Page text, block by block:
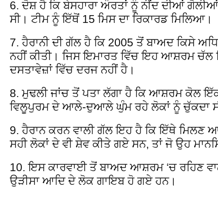
6. ਦੋਸ਼ ਹੈ ਕਿ ਬੇਸਹਾਰਾ ਔਰਤਾਂ ਨੂੰ ਨੀਂਦ ਦੀਆਂ ਗੋਲੀਆਂ
ਸੀ। ਟੀਮ ਨੂੰ ਇੱਥੋਂ 15 ਮਿਸ ਦਾ ਰਿਕਾਰਡ ਮਿਲਿਆ।
7. ਹੈਰਾਨੀ ਦੀ ਗੱਲ ਹੈ ਕਿ 2005 ਤੋਂ ਬਾਅਦ ਕਿਸੇ
ਨਹੀਂ ਕੀਤੀ। ਜਿਸ ਇਮਾਰਤ ਵਿੱਚ ਇਹ ਆਸ਼ਰਮ ਚੱਲ
ਦਸਤਾਵੇਜ਼ਾਂ ਵਿੱਚ ਦਰਜ ਨਹੀਂ ਹੈ।
8. ਮੁਢਲੀ ਜਾਂਚ ਤੋਂ ਪਤਾ ਲੱਗਾ ਹੈ ਕਿ ਆਸ਼ਰਮ ਕੋਲ
ਵਿਲੂਪੁਰਮ ਦੇ ਆਲੇ-ਦੁਆਲੇ ਘੁੰਮ ਰਹੇ ਲੋਕਾਂ ਨੂੰ ਚੁੱਕਦਾ
9. ਹੈਰਾਨ ਕਰਨ ਵਾਲੀ ਗੱਲ ਇਹ ਹੈ ਕਿ ਇੱਥੇ ਮਿਲਣ
ਸਹੀ ਲੋਕਾਂ ਦੇ ਵੀ ਸ਼ੇਵ ਕੀਤੇ ਗਏ ਸਨ, ਤਾਂ ਜੋ ਉਹ
10. ਇਸ ਕਾਰਵਾਈ ਤੋਂ ਬਾਅਦ ਆਸ਼ਰਮ ‘ਚ ਰਹਿਣ
ਉੜੀਸਾ ਆਦਿ ਦੇ ਲੋਕ ਗਾਇਬ ਹੋ ਗਏ ਹਨ।